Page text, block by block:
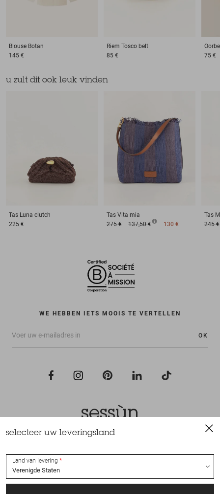
Blouse Botan
145 €
Riem Tosco belt
85 €
75 €
u zult dit ook leuk vinden
Tas Luna clutch
225 €
Tas Vita mia
275 €
137,50 € 130 €
Tas
245 €
WE HEBBEN IETS MOOIS TE VERTELLEN
OK
Alle rechten voorbehouden Sessùn 2022
selecteer uw leveringsland
Land van levering